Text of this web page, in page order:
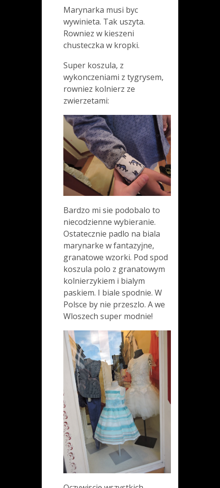
Marynarka musi byc
wywinieta. Tak uszyta.
Rowniez w kieszeni
chusteczka w kropki.
Super koszula, z
wykonczeniami z tygrysem,
rowniez kolnierz ze
zwierzetami:
Bardzo mi sie podobalo to
niecodzienne wybieranie.
Ostatecznie padlo na biala
marynarke w fantazyjne,
granatowe wzorki. Pod spod
koszula polo z granatowym
kolnierzykiem i bialym
paskiem. I biale spodnie. W
Polsce by nie przeszlo. A we
Wloszech super modnie!